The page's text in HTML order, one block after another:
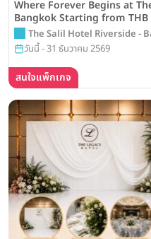
Where Forever Begins at
Bangkok Starting from THB
The Salil Hotel Riverside -
วันนี้ - 31 ธันวาคม 2569
สนใจแพ็กเกจ